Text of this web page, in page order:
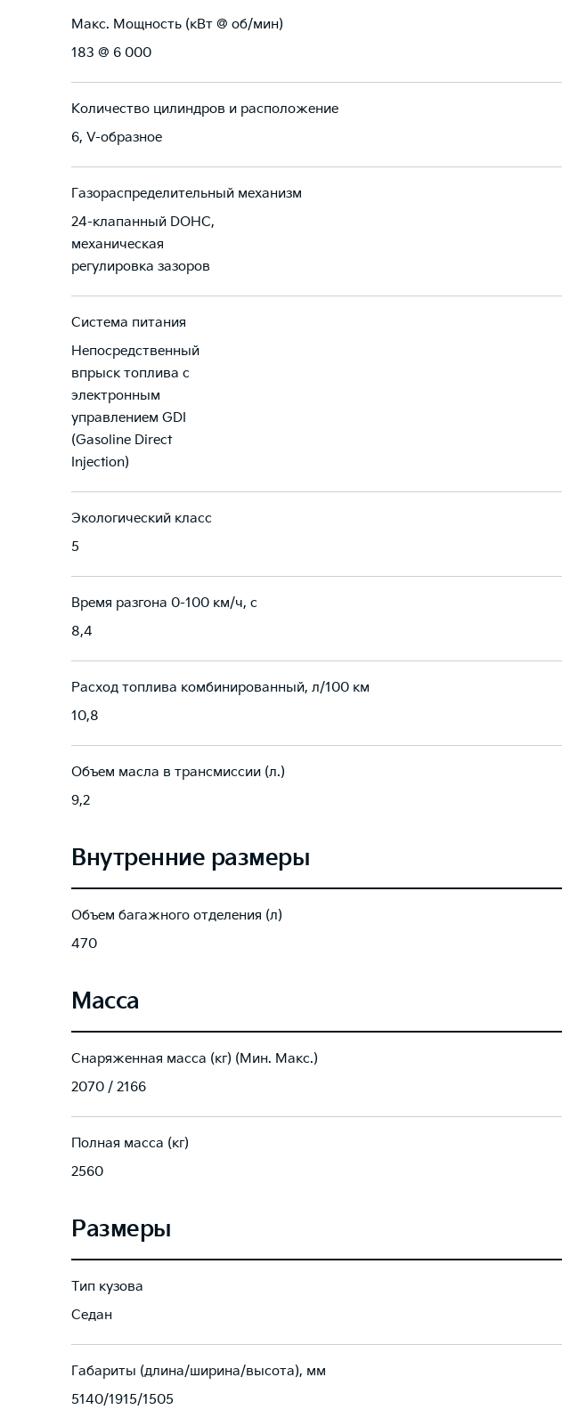
Макс. Мощность (кВт @ об/мин)
183 @ 6 000
Количество цилиндров и расположение
6, V-образное
Газораспределительный механизм
24-клапанный DOHC,
механическая
регулировка зазоров
Система питания
Непосредственный
впрыск топлива с
электронным
управлением GDI
(Gasoline Direct
Injection)
Экологический класс
5
Время разгона 0-100 км/ч, с
8,4
Расход топлива комбинированный, л/100 км
10,8
Объем масла в трансмиссии (л.)
9,2
Внутренние размеры
Объем багажного отделения (л)
470
Масса
Снаряженная масса (кг) (Мин. Макс.)
2070 / 2166
Полная масса (кг)
2560
Размеры
Тип кузова
Седан
Габариты (длина/ширина/высота), мм
5140/1915/1505